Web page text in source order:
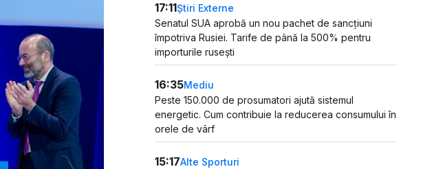
17:11Știri Externe
Senatul SUA aprobă un nou pachet de sancțiuni
împotriva Rusiei. Tarife de până la 500% pentru
importurile rusești
16:35Mediu
Peste 150.000 de prosumatori ajută sistemul
energetic. Cum contribuie la reducerea consumului în
orele de vârf
15:17Alte Sporturi